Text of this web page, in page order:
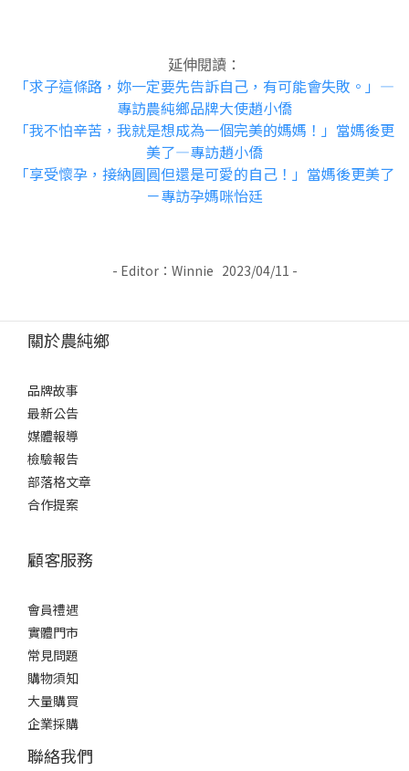
延伸閱讀：
「求子這條路，妳一定要先告訴自己，有可能會失敗。」—
專訪農純鄉品牌大使趙小僑
「我不怕辛苦，我就是想成為一個完美的媽媽！」當媽後更
美了—專訪趙小僑
「享受懷孕，接納圓圓但還是可愛的自己！」當媽後更美了
－專訪孕媽咪怡廷
- Editor：Winnie 2023/04/11 -
關於農純鄉
品牌故事
最新公告
媒體報導
檢驗報告
部落格文章
合作提案
顧客服務
會員禮遇
實體門市
常見問題
購物須知
大量購買
企業採購
聯絡我們